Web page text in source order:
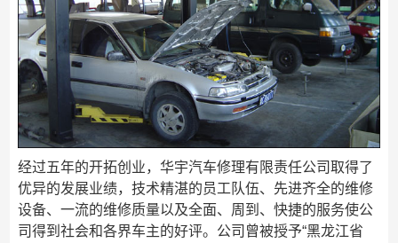
经过五年的开拓创业，华宇汽车修理有限责任公司取得了
优异的发展业绩，技术精湛的员工队伍、先进齐全的维修
设备、一流的维修质量以及全面、周到、快捷的服务使公
司得到社会和各界车主的好评。公司曾被授予“黑龙江省